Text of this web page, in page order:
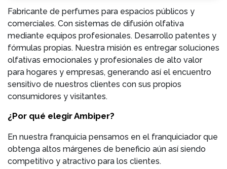
Fabricante de perfumes para espacios públicos y
comerciales. Con sistemas de difusión olfativa
mediante equipos profesionales. Desarrollo patentes y
fórmulas propias. Nuestra misión es entregar soluciones
olfativas emocionales y profesionales de alto valor
para hogares y empresas, generando así el encuentro
sensitivo de nuestros clientes con sus propios
consumidores y visitantes.
¿Por qué elegir Ambiper?
En nuestra franquicia pensamos en el franquiciador que
obtenga altos márgenes de beneficio aún así siendo
competitivo y atractivo para los clientes.